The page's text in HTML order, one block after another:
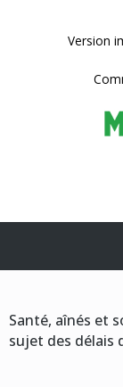
Version
Santé, aînés et
sujet des délais